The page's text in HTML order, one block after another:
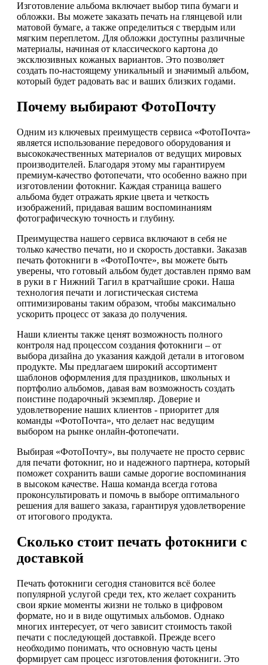
Изготовление альбома включает выбор типа бумаги и
обложки. Вы можете заказать печать на глянцевой или
матовой бумаге, а также определиться с твердым или
мягким переплетом. Для обложки доступны различные
материалы, начиная от классического картона до
эксклюзивных кожаных вариантов. Это позволяет
создать по-настоящему уникальный и значимый альбом,
который будет радовать вас и ваших близких годами.
Почему выбирают ФотоПочту
Одним из ключевых преимуществ сервиса «ФотоПочта»
является использование передового оборудования и
высококачественных материалов от ведущих мировых
производителей. Благодаря этому мы гарантируем
премиум-качество фотопечати, что особенно важно при
изготовлении фотокниг. Каждая страница вашего
альбома будет отражать яркие цвета и четкость
изображений, придавая вашим воспоминаниям
фотографическую точность и глубину.
Преимущества нашего сервиса включают в себя не
только качество печати, но и скорость доставки. Заказав
печать фотокниги в «ФотоПочте», вы можете быть
уверены, что готовый альбом будет доставлен прямо вам
в руки в г Нижний Тагил в кратчайшие сроки. Наша
технология печати и логистическая система
оптимизированы таким образом, чтобы максимально
ускорить процесс от заказа до получения.
Наши клиенты также ценят возможность полного
контроля над процессом создания фотокниги – от
выбора дизайна до указания каждой детали в итоговом
продукте. Мы предлагаем широкий ассортимент
шаблонов оформления для праздников, школьных и
портфолио альбомов, давая вам возможность создать
поистине подарочный экземпляр. Доверие и
удовлетворение наших клиентов - приоритет для
команды «ФотоПочта», что делает нас ведущим
выбором на рынке онлайн-фотопечати.
Выбирая «ФотоПочту», вы получаете не просто сервис
для печати фотокниг, но и надежного партнера, который
поможет сохранить ваши самые дорогие воспоминания
в высоком качестве. Наша команда всегда готова
проконсультировать и помочь в выборе оптимального
решения для вашего заказа, гарантируя удовлетворение
от итогового продукта.
Сколько стоит печать фотокниги с
доставкой
Печать фотокниги сегодня становится всё более
популярной услугой среди тех, кто желает сохранить
свои яркие моменты жизни не только в цифровом
формате, но и в виде ощутимых альбомов. Однако
многих интересует, от чего зависит стоимость такой
печати с последующей доставкой. Прежде всего
необходимо понимать, что основную часть цены
формирует сам процесс изготовления фотокниги. Это